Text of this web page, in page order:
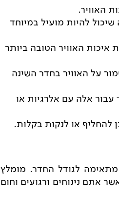
האוויר.
שיכול להיות מועיל במיוחד
איכות האוויר הטובה ביותר
על האוויר בחדר השינה
עבור אלה עם אלרגיות או
להחליף או לנקות בקלות.
לגודל החדר. מומלץ
אתם נינוחים ורגועים וחום